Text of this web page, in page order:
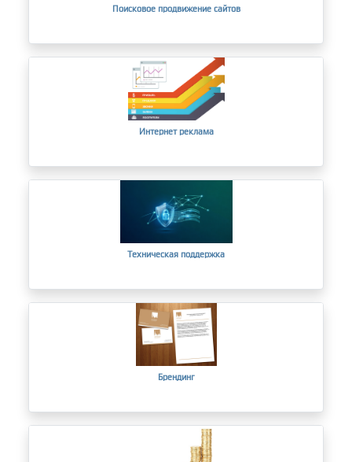
Поисковое продвижение сайтов
Интернет реклама
Техническая поддержка
Брендинг